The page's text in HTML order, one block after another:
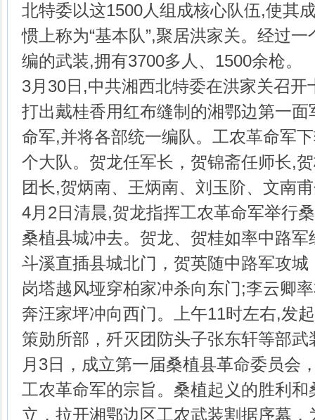
北特委以这1500人组成核心队伍,使其
惯上称为“基本队”,聚居洪家关。经过
编的武装,拥有3700多人、1500余枪。
3月30日,中共湘西北特委在洪家关召
打出戴桂香用红布缝制的湘鄂边第一
命军,并将各部统一编队。工农革命军
个大队。贺龙任军长，贺锦斋任师长,
团长,贺炳南、王炳南、刘玉阶、文南
4月2日清晨,贺龙指挥工农革命军举行
桑植县城冲去。贺龙、贺桂如率中路
斗溪直插县城北门，贺英随中路军攻
岗塔越风垭穿柏家冲杀向东门;李云卿
奔汪家坪冲向西门。上午11时左右,发
策勋所部，歼灭团防头子张东轩等部
月3日，成立第一届桑植县革命委员会
工农革命军的宗旨。桑植起义的胜利
立，拉开湘鄂边区工农武装割据序幕